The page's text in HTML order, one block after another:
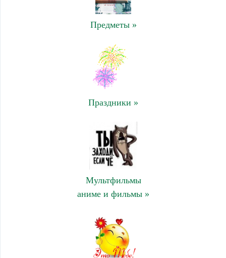
Предметы »
Праздники »
Мультфильмы
аниме и фильмы »